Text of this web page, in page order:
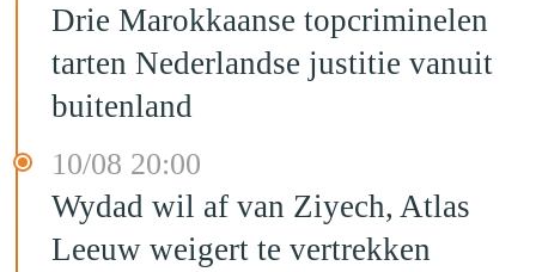
Drie Marokkaanse topcriminelen
tarten Nederlandse justitie vanuit
buitenland
10/08 20:00
Wydad wil af van Ziyech, Atlas
Leeuw weigert te vertrekken